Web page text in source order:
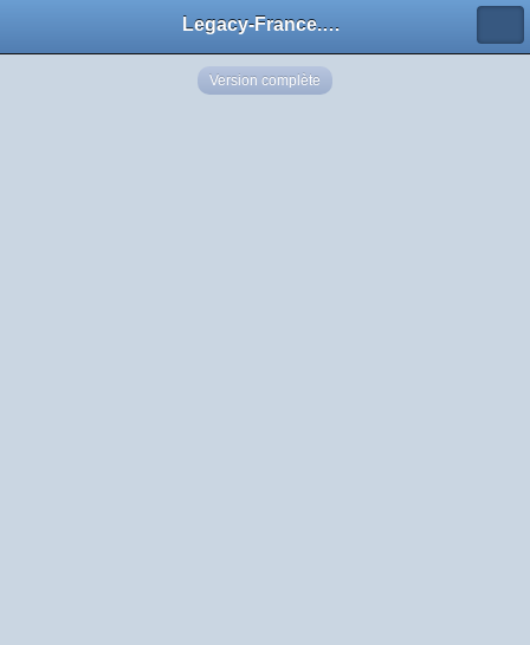
Legacy-France.org - Forum
Version complète